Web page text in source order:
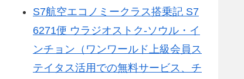
S7航空エコノミークラス搭乗記 S7
6271便 ウラジオストク-ソウル・イ
ンチョン（ワンワールド上級会員ス
テイタス活用での無料サービス、チ